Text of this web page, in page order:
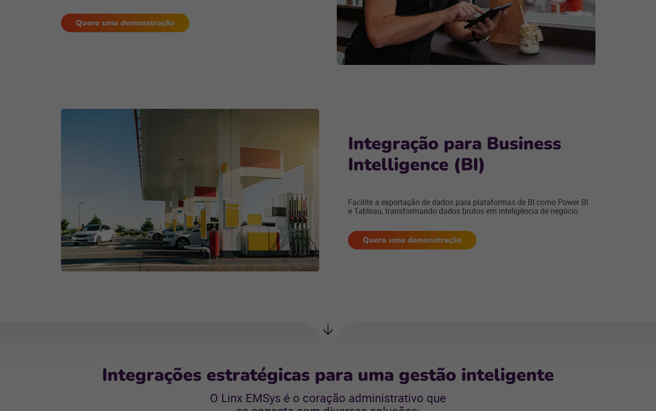
Quero uma demonstração
Integração para Business
Intelligence (BI)
Facilite a exportação de dados para plataformas de BI como Power BI
e Tableau, transformando dados brutos em inteligência de negócio.
Quero uma demonstração
Integrações estratégicas para uma gestão inteligente
O Linx EMSys é o coração administrativo que